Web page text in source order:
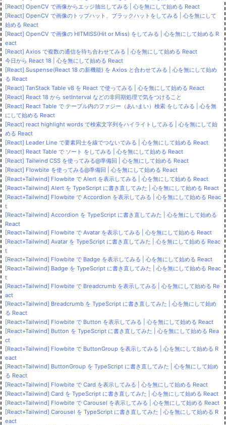
[React] OpenCV で画像からエッジ抽出してみる | 心を無にして始める React
[React] OpenCV で画像のトップハット、ブラックハットをしてみる | 心を無にして
始める React
[React] OpenCV で画像の HITMISS(Hit or Miss) をしてみる | 心を無にして始める R
eact
[React] Axios で複数の通信を待ち合わせてみる | 心を無にして始める React
今日から React 18 | 心を無にして始める React
[React] Suspense(React 18 の新機能) を Axios と合わせてみる | 心を無にして始め
る React
[React] TanStack Table v8 を React で使ってみる | 心を無にして始める React
[React] React 18 から setInterval などの非同期処理で気をつけること
[React] React Table で テーブル内のファジー（あいまい）検索 をしてみる | 心を無
にして始める React
[React] react highlight words で検索文字列をハイライトしてみる | 心を無にして始
める React
[React] Leader Line で要素同士を線でつないでみる | 心を無にして始める React
[React] React Table で ソート をしてみる | 心を無にして始める React
[React] Tailwind CSS を使ってみる@準備回 | 心を無にして始める React
[React] Flowbite を使ってみる@準備回 | 心を無にして始める React
[React+Tailwind] Flowbite で Alert を表示してみる | 心を無にして始める React
[React+Tailwind] Alert を TypeScript に書き直してみた | 心を無にして始める React
[React+Tailwind] Flowbite で Accordion を表示してみる | 心を無にして始める Reac
t
[React+Tailwind] Accordion を TypeScript に書き直してみた | 心を無にして始める
React
[React+Tailwind] Flowbite で Avatar を表示してみる | 心を無にして始める React
[React+Tailwind] Avatar を TypeScript に書き直してみた | 心を無にして始める Reac
t
[React+Tailwind] Flowbite で Badge を表示してみる | 心を無にして始める React
[React+Tailwind] Badge を TypeScript に書き直してみた | 心を無にして始める Reac
t
[React+Tailwind] Flowbite で Breadcrumb を表示してみる | 心を無にして始める Re
act
[React+Tailwind] Breadcrumb を TypeScript に書き直してみた | 心を無にして始め
る React
[React+Tailwind] Flowbite で Button を表示してみる | 心を無にして始める React
[React+Tailwind] Button を TypeScript に書き直してみた | 心を無にして始める Rea
ct
[React+Tailwind] Flowbite で ButtonGroup を表示してみる | 心を無にして始める R
eact
[React+Tailwind] ButtonGroup を TypeScript に書き直してみた | 心を無にして始め
る React
[React+Tailwind] Flowbite で Card を表示してみる | 心を無にして始める React
[React+Tailwind] Card を TypeScript に書き直してみた | 心を無にして始める React
[React+Tailwind] Flowbite で Carousel を表示してみる | 心を無にして始める React
[React+Tailwind] Carousel を TypeScript に書き直してみた | 心を無にして始める R
eact